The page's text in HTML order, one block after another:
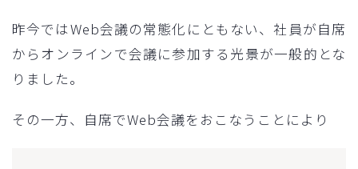
昨今ではWeb会議の常態化にともない、社員が自席
からオンラインで会議に参加する光景が一般的とな
りました。
その一方、自席でWeb会議をおこなうことにより